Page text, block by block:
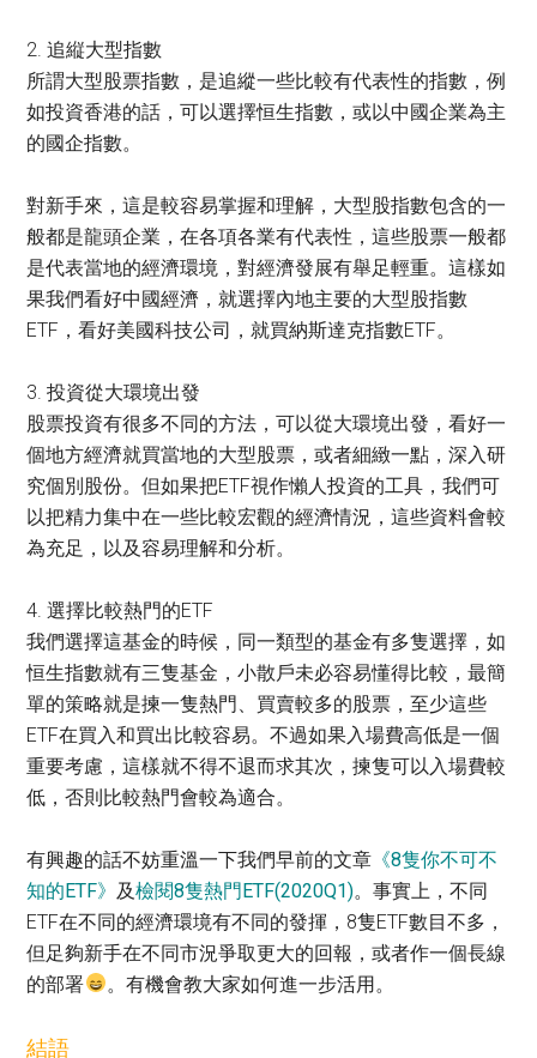
2. 追縦大型指數
所謂大型股票指數，是追縱一些比較有代表性的指數，例
如投資香港的話，可以選擇恒生指數，或以中國企業為主
的國企指數。
對新手來，這是較容易掌握和理解，大型股指數包含的一
般都是龍頭企業，在各項各業有代表性，這些股票一般都
是代表當地的經濟環境，對經濟發展有舉足輕重。這樣如
果我們看好中國經濟，就選擇內地主要的大型股指數
ETF，看好美國科技公司，就買納斯達克指數ETF。
3. 投資從大環境出發
股票投資有很多不同的方法，可以從大環境出發，看好一
個地方經濟就買當地的大型股票，或者細緻一點，深入研
究個別股份。但如果把ETF視作懶人投資的工具，我們可
以把精力集中在一些比較宏觀的經濟情況，這些資料會較
為充足，以及容易理解和分析。
4. 選擇比較熱門的ETF
我們選擇這基金的時候，同一類型的基金有多隻選擇，如
恒生指數就有三隻基金，小散戶未必容易懂得比較，最簡
單的策略就是揀一隻熱門、買賣較多的股票，至少這些
ETF在買入和買出比較容易。不過如果入場費高低是一個
重要考慮，這樣就不得不退而求其次，揀隻可以入場費較
低，否則比較熱門會較為適合。
有興趣的話不妨重溫一下我們早前的文章 《8隻你不可不
知的ETF》 及檢閱8隻熱門ETF(2020Q1)。事實上，不同
ETF在不同的經濟環境有不同的發揮，8隻ETF數目不多，
但足夠新手在不同市況爭取更大的回報，或者作一個長線
的部署
。有機會教大家如何進一步活用。
結語